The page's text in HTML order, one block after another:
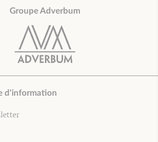
Groupe Adverbum
d'information